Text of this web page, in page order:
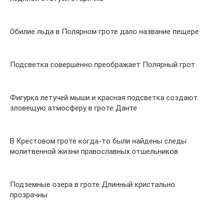
Обилие льда в Полярном гроте дало название пещере
Подсветка совершенно преображает Полярный грот
Фигурка летучей мыши и красная подсветка создают
зловещую атмосферу в гроте Данте
В Крестовом гроте когда-то были найдены следы
молитвенной жизни православных отшельников
Подземные озера в гроте Длинный кристально
прозрачны